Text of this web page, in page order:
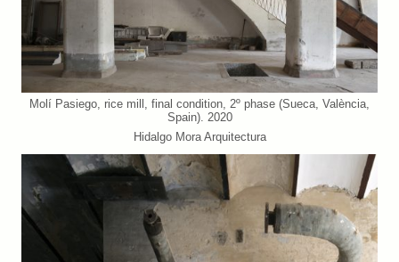
Molí Pasiego, rice mill, final condition, 2º phase (Sueca, València,
Spain). 2020
Hidalgo Mora Arquitectura